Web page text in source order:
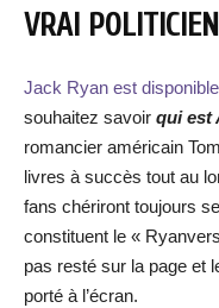
VRAI
Jack Ryan est
souhaitez savoir qui est
romancier américain
livres à succès tout au
fans chériront toujours
constituent le «
pas resté sur la page et
porté à l’écran.